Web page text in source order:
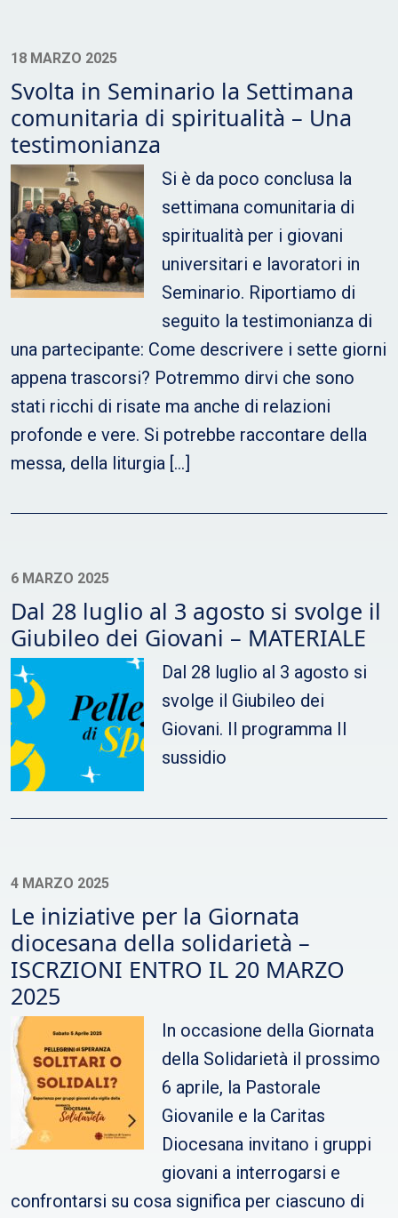
18 MARZO 2025
Svolta in Seminario la Settimana
comunitaria di spiritualità – Una
testimonianza
Si è da poco conclusa la
settimana comunitaria di
spiritualità per i giovani
universitari e lavoratori in
Seminario. Riportiamo di
seguito la testimonianza di
una partecipante: Come descrivere i sette giorni
appena trascorsi? Potremmo dirvi che sono
stati ricchi di risate ma anche di relazioni
profonde e vere. Si potrebbe raccontare della
messa, della liturgia […]
6 MARZO 2025
Dal 28 luglio al 3 agosto si svolge il
Giubileo dei Giovani – MATERIALE
Dal 28 luglio al 3 agosto si
svolge il Giubileo dei
Giovani. Il programma Il
sussidio
4 MARZO 2025
Le iniziative per la Giornata
diocesana della solidarietà –
ISCRZIONI ENTRO IL 20 MARZO
2025
In occasione della Giornata
della Solidarietà il prossimo
6 aprile, la Pastorale
Giovanile e la Caritas
Diocesana invitano i gruppi
giovani a interrogarsi e
confrontarsi su cosa significa per ciascuno di